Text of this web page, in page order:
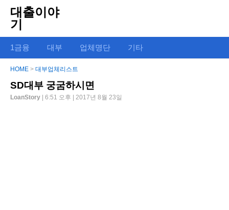
대출이야
기
1금융 대부 업체명단 기타
HOME > 대부업체리스트
SD대부 궁굼하시면
LoanStory | 6:51 오후 | 2017년 8월 23일